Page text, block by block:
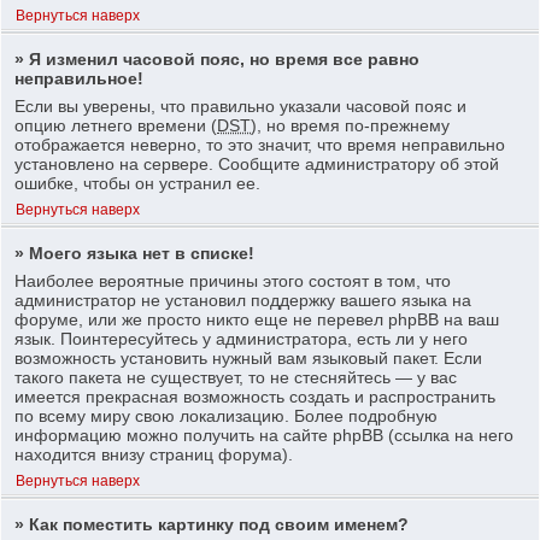
Вернуться наверх
» Я изменил часовой пояс, но время все равно
неправильное!
Если вы уверены, что правильно указали часовой пояс и
опцию летнего времени (DST), но время по-прежнему
отображается неверно, то это значит, что время неправильно
установлено на сервере. Сообщите администратору об этой
ошибке, чтобы он устранил ее.
Вернуться наверх
» Моего языка нет в списке!
Наиболее вероятные причины этого состоят в том, что
администратор не установил поддержку вашего языка на
форуме, или же просто никто еще не перевел phpBB на ваш
язык. Поинтересуйтесь у администратора, есть ли у него
возможность установить нужный вам языковый пакет. Если
такого пакета не существует, то не стесняйтесь — у вас
имеется прекрасная возможность создать и распространить
по всему миру свою локализацию. Более подробную
информацию можно получить на сайте phpBB (ссылка на него
находится внизу страниц форума).
Вернуться наверх
» Как поместить картинку под своим именем?